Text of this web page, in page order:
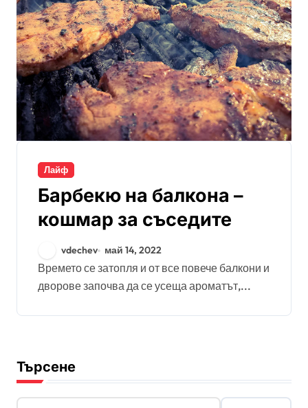
Лайф
Барбекю на балкона –
кошмар за съседите
vdechev май 14, 2022
Времето се затопля и от все повече балкони и
дворове започва да се усеща ароматът,...
Търсене